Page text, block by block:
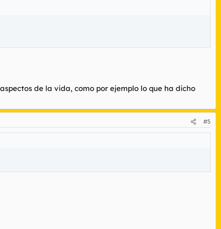
de la vida, como por ejemplo lo que ha dicho
#5